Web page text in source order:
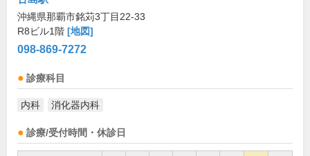
沖縄県那覇市銘苅3丁目22-33
R8ビル1階 [地図]
098-869-7272
診療科目
内科 消化器内科
診療/受付時間・休診日